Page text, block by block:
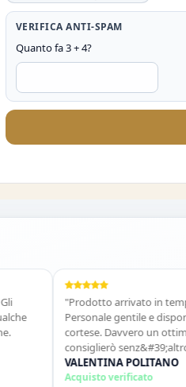
VERIFICA ANTI-SPAM
Quanto fa 3 + 4?
"Prodotto arrivato in tempi
Personale gentile e disponibile
cortese. Davvero un ottimo
consiglierò senz&#39;altro e
ancora!"
VALENTINA POLITANO
Acquisto verificato